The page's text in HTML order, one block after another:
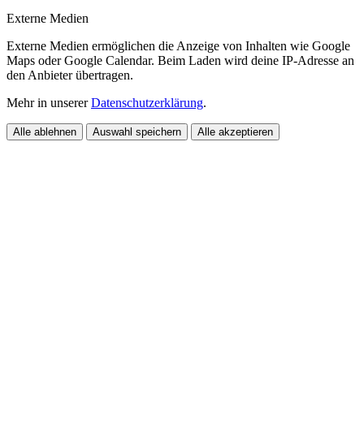
Externe Medien
Externe Medien ermöglichen die Anzeige von Inhalten wie Google
Maps oder Google Calendar. Beim Laden wird deine IP-Adresse an
den Anbieter übertragen.
Mehr in unsererDatenschutzerklärung.
Alle ablehnen Auswahl speichern Alle akzeptieren